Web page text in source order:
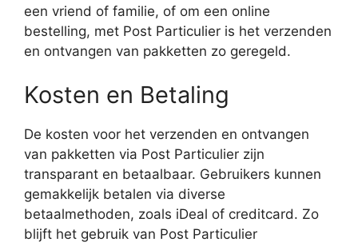
een vriend of familie, of om een online
bestelling, met Post Particulier is het verzenden
en ontvangen van pakketten zo geregeld.
Kosten en Betaling
De kosten voor het verzenden en ontvangen
van pakketten via Post Particulier zijn
transparant en betaalbaar. Gebruikers kunnen
gemakkelijk betalen via diverse
betaalmethoden, zoals iDeal of creditcard. Zo
blijft het gebruik van Post Particulier